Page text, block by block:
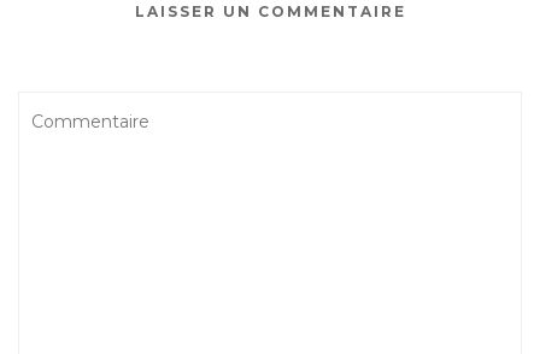
LAISSER UN COMMENTAIRE